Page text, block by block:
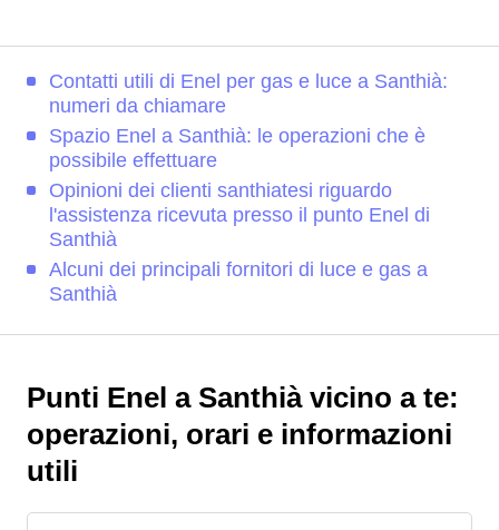
Contatti utili di Enel per gas e luce a Santhià:
numeri da chiamare
Spazio Enel a Santhià: le operazioni che è
possibile effettuare
Opinioni dei clienti santhiatesi riguardo
l'assistenza ricevuta presso il punto Enel di
Santhià
Alcuni dei principali fornitori di luce e gas a
Santhià
Punti Enel a Santhià vicino a te:
operazioni, orari e informazioni
utili